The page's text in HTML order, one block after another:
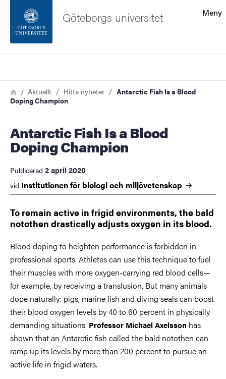
Sidfoten
Om webbplatsen
Meny
Göteborgs universitet
Länkstig
HemAktuellt Hitta nyheter
Antarctic Fish Is a Blood
Doping Champion
Antarctic Fish Is a Blood
Doping Champion
Publicerad 2 april 2020
vid Institutionen för biologi och miljövetenskap
To remain active in frigid environments, the bald
notothen drastically adjusts oxygen in its blood.
Blood doping to heighten performance is forbidden in
professional sports. Athletes can use this technique to fuel
their muscles with more oxygen-carrying red blood cells—
for example, by receiving a transfusion. But many animals
dope naturally: pigs, marine fish and diving seals can boost
their blood oxygen levels by 40 to 60 percent in physically
demanding situations. Professor Michael Axelsson has
shown that an Antarctic fish called the bald notothen can
ramp up its levels by more than 200 percent to pursue an
active life in frigid waters.